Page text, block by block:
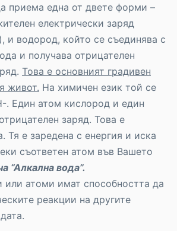
приема една от двете форми –
електрически заряд
и водород, който се съединява с
и получава отрицателен
Това е основният градивен
живот. На химичен език той се
. Един атом кислород и един
заряд. Това е
Тя е заредена с енергия и иска
съответен атом във Вашето
“Алкална вода”.
или атоми имат способността да
реакции на другите